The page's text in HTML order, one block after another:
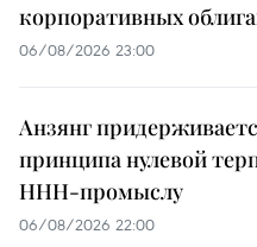
корпоративных
06/08/2026 23:00
Анзянг
принципа нулевой
ННН-промыслу
06/08/2026 22:00